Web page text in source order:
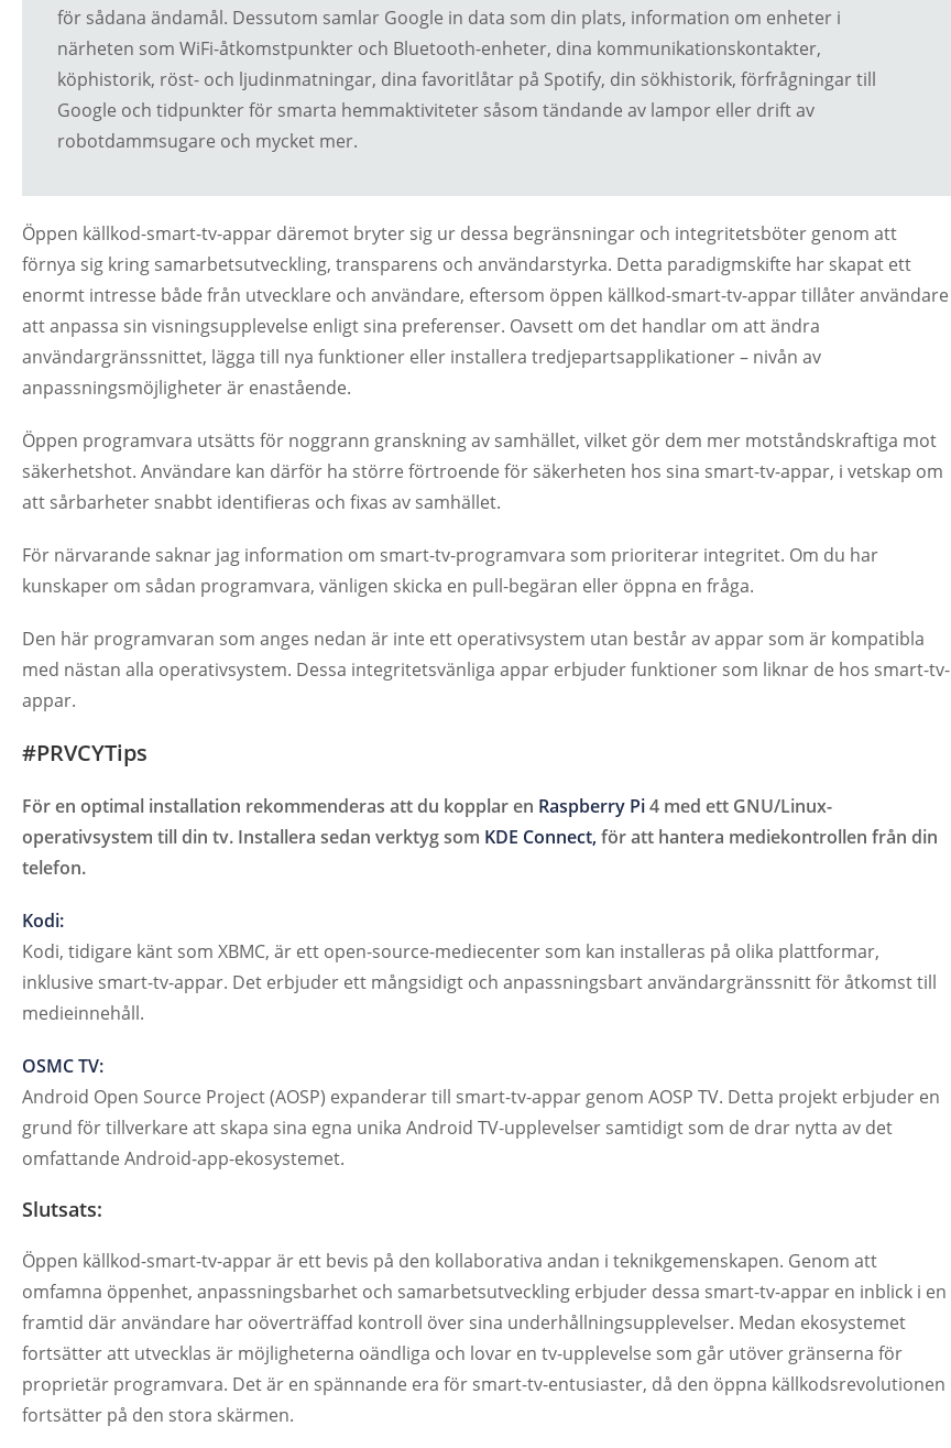
för sådana ändamål. Dessutom samlar Google in data som din plats, information om enheter i
närheten som WiFi-åtkomstpunkter och Bluetooth-enheter, dina kommunikationskontakter,
köphistorik, röst- och ljudinmatningar, dina favoritlåtar på Spotify, din sökhistorik, förfrågningar till
Google och tidpunkter för smarta hemmaktiviteter såsom tändande av lampor eller drift av
robotdammsugare och mycket mer.
Öppen källkod-smart-tv-appar däremot bryter sig ur dessa begränsningar och integritetsböter genom att
förnya sig kring samarbetsutveckling, transparens och användarstyrka. Detta paradigmskifte har skapat ett
enormt intresse både från utvecklare och användare, eftersom öppen källkod-smart-tv-appar tillåter användare
att anpassa sin visningsupplevelse enligt sina preferenser. Oavsett om det handlar om att ändra
användargränssnittet, lägga till nya funktioner eller installera tredjepartsapplikationer – nivån av
anpassningsmöjligheter är enastående.
Öppen programvara utsätts för noggrann granskning av samhället, vilket gör dem mer motståndskraftiga mot
säkerhetshot. Användare kan därför ha större förtroende för säkerheten hos sina smart-tv-appar, i vetskap om
att sårbarheter snabbt identifieras och fixas av samhället.
För närvarande saknar jag information om smart-tv-programvara som prioriterar integritet. Om du har
kunskaper om sådan programvara, vänligen skicka en pull-begäran eller öppna en fråga.
Den här programvaran som anges nedan är inte ett operativsystem utan består av appar som är kompatibla
med nästan alla operativsystem. Dessa integritetsvänliga appar erbjuder funktioner som liknar de hos smart-tv-
appar.
#PRVCYTips
För en optimal installation rekommenderas att du kopplar en Raspberry Pi4 med ett GNU/Linux-
operativsystem till din tv. Installera sedan verktyg som KDE Connect,för att hantera mediekontrollen från din
telefon.
Kodi:
Kodi, tidigare känt som XBMC, är ett open-source-mediecenter som kan installeras på olika plattformar,
inklusive smart-tv-appar. Det erbjuder ett mångsidigt och anpassningsbart användargränssnitt för åtkomst till
medieinnehåll.
OSMC TV:
Android Open Source Project (AOSP) expanderar till smart-tv-appar genom AOSP TV. Detta projekt erbjuder en
grund för tillverkare att skapa sina egna unika Android TV-upplevelser samtidigt som de drar nytta av det
omfattande Android-app-ekosystemet.
Slutsats:
Öppen källkod-smart-tv-appar är ett bevis på den kollaborativa andan i teknikgemenskapen. Genom att
omfamna öppenhet, anpassningsbarhet och samarbetsutveckling erbjuder dessa smart-tv-appar en inblick i en
framtid där användare har oöverträffad kontroll över sina underhållningsupplevelser. Medan ekosystemet
fortsätter att utvecklas är möjligheterna oändliga och lovar en tv-upplevelse som går utöver gränserna för
proprietär programvara. Det är en spännande era för smart-tv-entusiaster, då den öppna källkodsrevolutionen
fortsätter på den stora skärmen.